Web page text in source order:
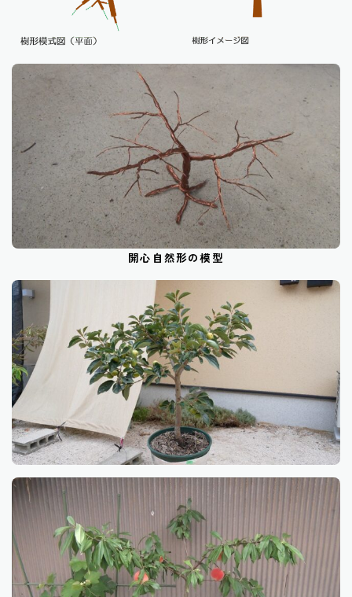
開心自然形の模型